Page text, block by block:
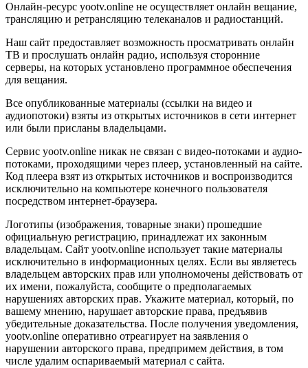
Онлайн-ресурс yootv.online не осуществляет онлайн вещание,
трансляцию и ретрансляцию телеканалов и радиостанций.
Наш сайт предоставляет возможность просматривать онлайн
ТВ и прослушать онлайн радио, используя сторонние
серверы, на которых установлено программное обеспечения
для вещания.
Все опубликованные материалы (ссылки на видео и
аудиопотоки) взяты из открытых источников в сети интернет
или были присланы владельцами.
Сервис yootv.online никак не связан с видео-потоками и аудио-
потоками, проходящими через плеер, установленный на сайте.
Код плеера взят из открытых источников и воспроизводится
исключительно на компьютере конечного пользователя
посредством интернет-браузера.
Логотипы (изображения, товарные знаки) прошедшие
официальную регистрацию, принадлежат их законным
владельцам. Сайт yootv.online использует такие материалы
исключительно в информационных целях. Если вы являетесь
владельцем авторских прав или уполномочены действовать от
их имени, пожалуйста, сообщите о предполагаемых
нарушениях авторских прав. Укажите материал, который, по
вашему мнению, нарушает авторские права, предъявив
убедительные доказательства. После получения уведомления,
yootv.online оперативно отреагирует на заявления о
нарушении авторского права, предпримем действия, в том
числе удалим оспариваемый материал с сайта.